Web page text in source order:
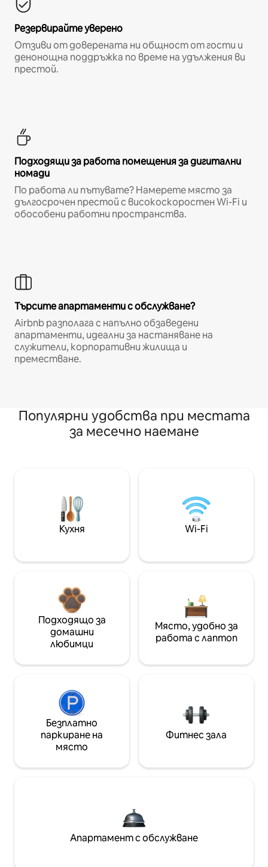
Резервирайте уверено
Отзиви от доверената ни общност от гости и
денонощна поддръжка по време на удължения ви
престой.
Подходящи за работа помещения за дигитални
номади
По работа ли пътувате? Намерете място за
дългосрочен престой с високоскоростен Wi-Fi и
обособени работни пространства.
Търсите апартаменти с обслужване?
Airbnb разполага с напълно обзаведени
апартаменти, идеални за настаняване на
служители, корпоративни жилища и
преместване.
Популярни удобства при местата
за месечно наемане
Кухня Wi-Fi
Подходящо за
домашни
любимци
Място, удобно за
работа с лаптоп
Безплатно
паркиране на
място
Фитнес зала
Апартамент с обслужване